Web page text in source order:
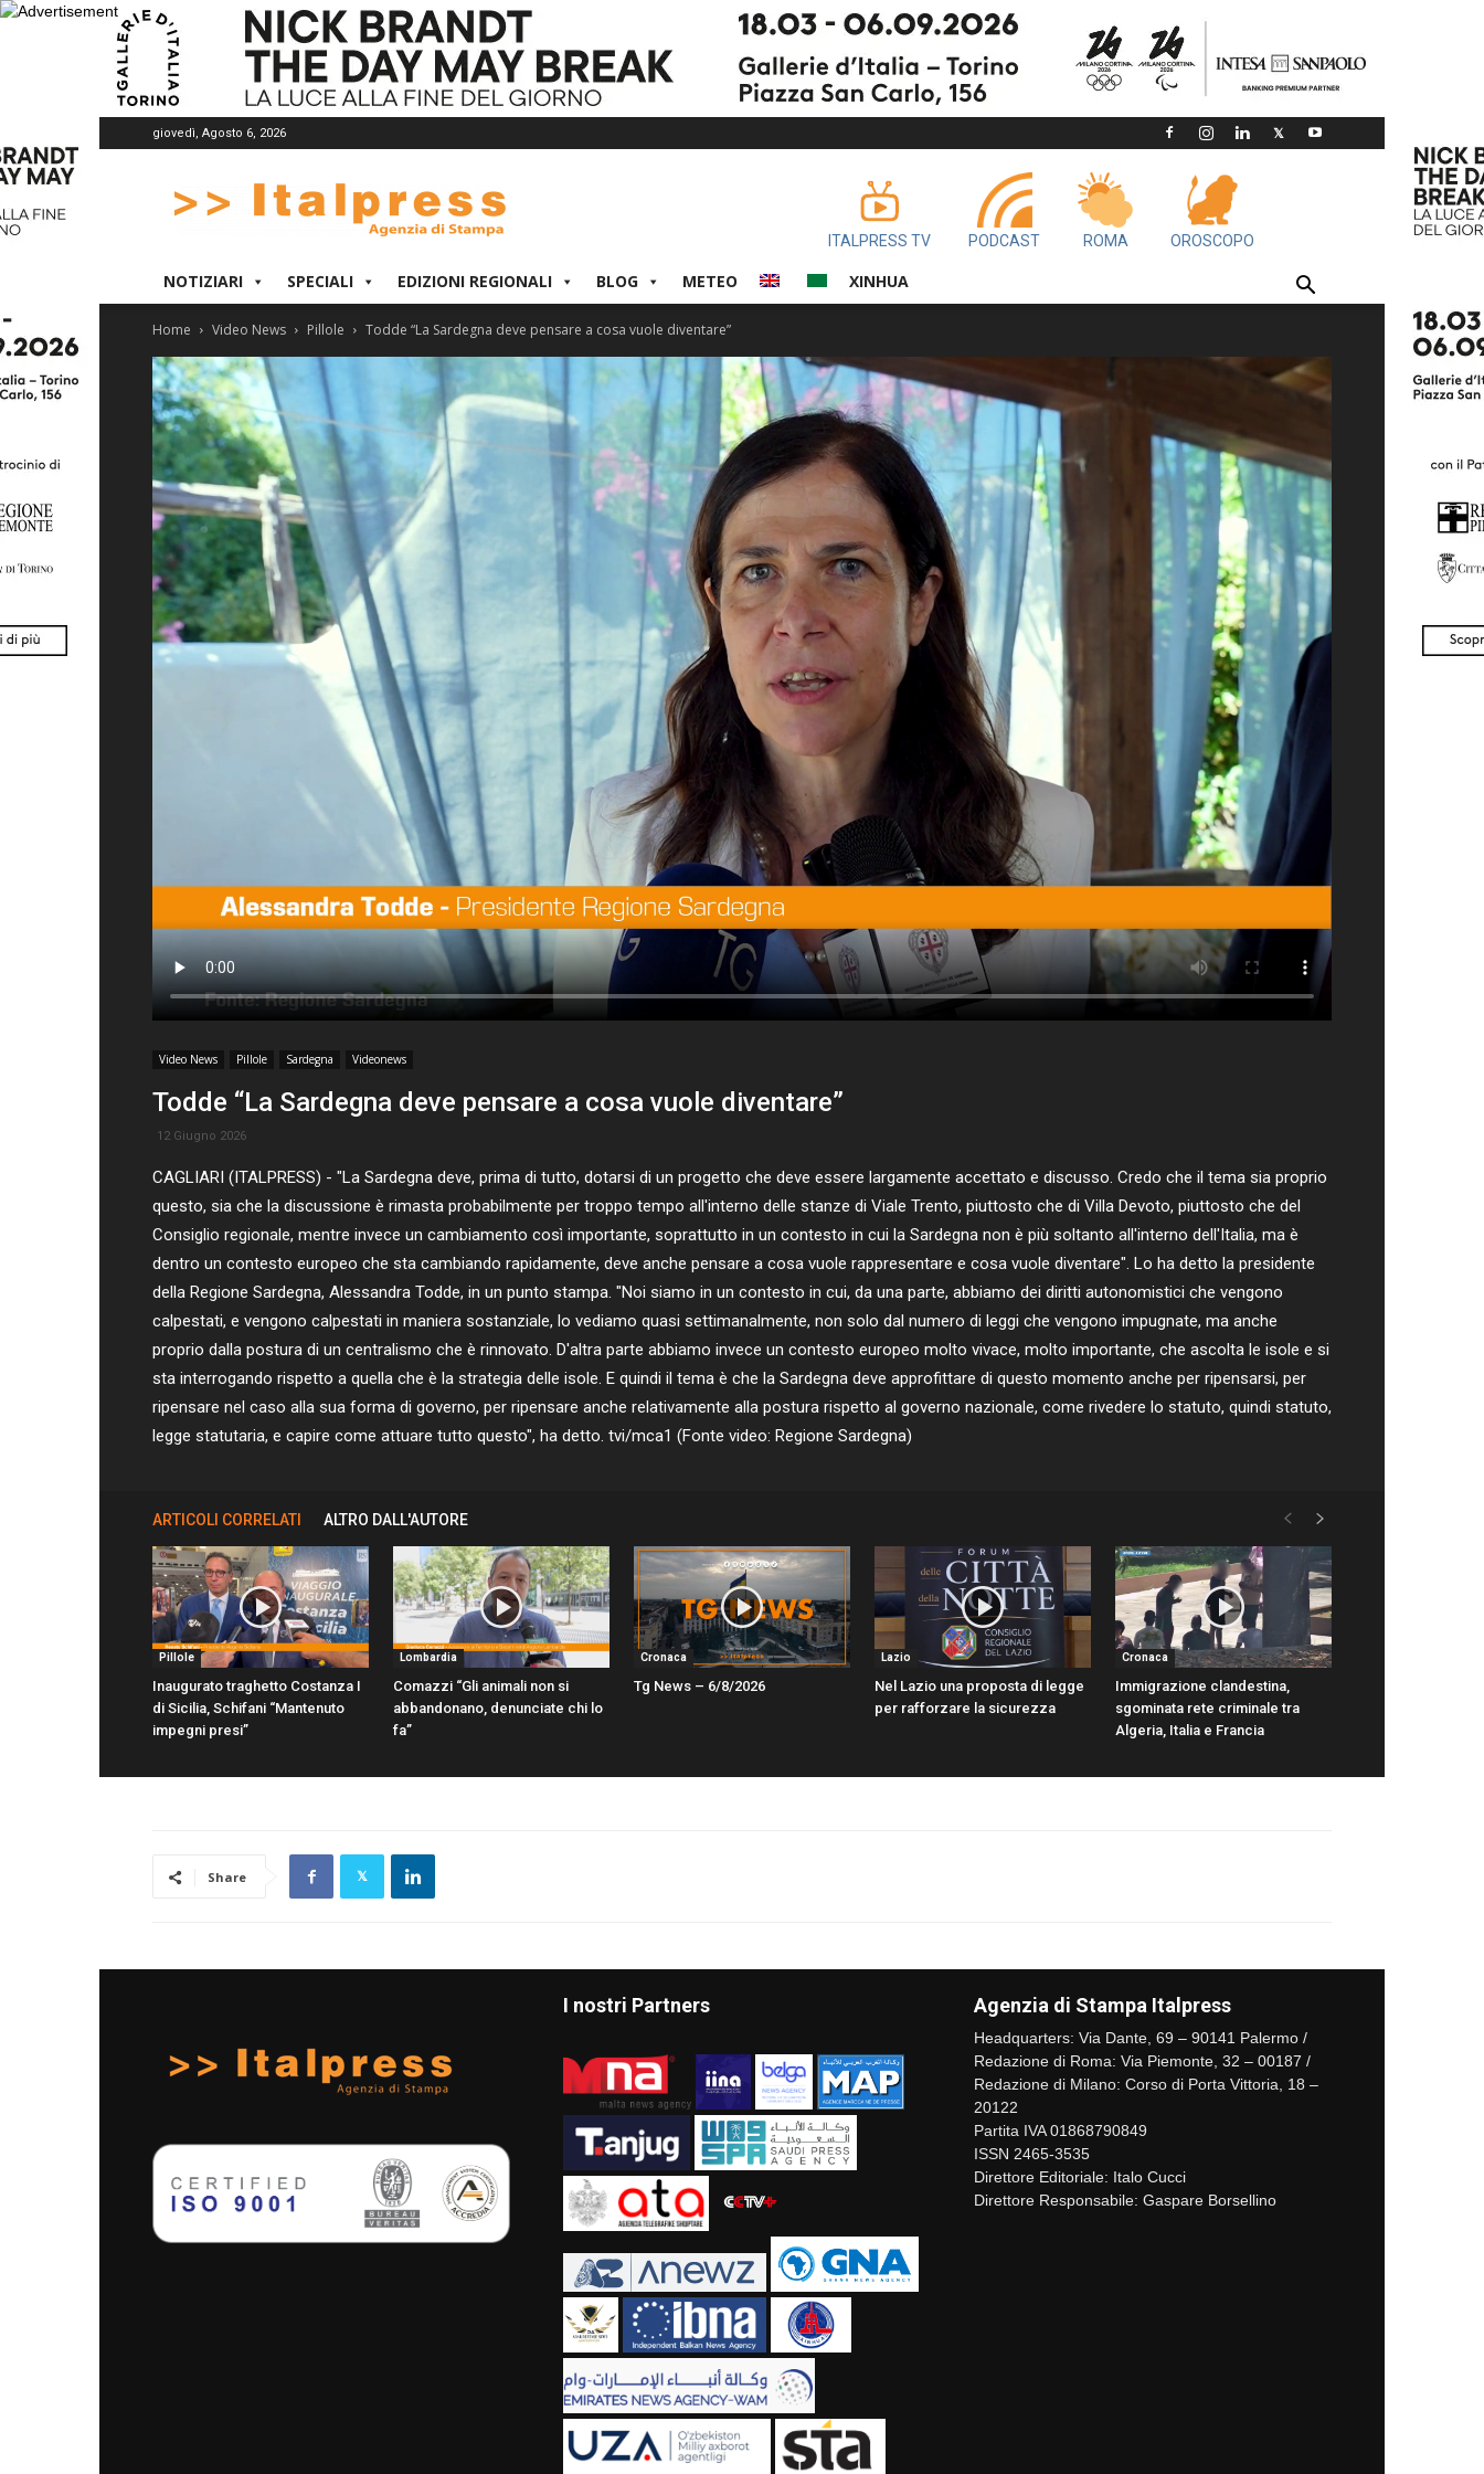
giovedì, Agosto 6, 2026
ITALPRESS TV PODCAST ROMA OROSCOPO
NOTIZIARI SPECIALI EDIZIONI REGIONALI BLOG METEO XINHUA
Home Video News Pillole Todde “La Sardegna deve pensare a cosa vuole diventare”
Video News Pillole Sardegna Videonews
Todde “La Sardegna deve pensare a cosa vuole diventare”
12 Giugno 2026
CAGLIARI (ITALPRESS) - "La Sardegna deve, prima di tutto, dotarsi di un progetto che deve essere largamente accettato e discusso. Credo che il tema sia proprio
questo, sia che la discussione è rimasta probabilmente per troppo tempo all'interno delle stanze di Viale Trento, piuttosto che di Villa Devoto, piuttosto che del
Consiglio regionale, mentre invece un cambiamento così importante, soprattutto in un contesto in cui la Sardegna non è più soltanto all'interno dell'Italia, ma è
dentro un contesto europeo che sta cambiando rapidamente, deve anche pensare a cosa vuole rappresentare e cosa vuole diventare". Lo ha detto la presidente
della Regione Sardegna, Alessandra Todde, in un punto stampa. "Noi siamo in un contesto in cui, da una parte, abbiamo dei diritti autonomistici che vengono
calpestati, e vengono calpestati in maniera sostanziale, lo vediamo quasi settimanalmente, non solo dal numero di leggi che vengono impugnate, ma anche
proprio dalla postura di un centralismo che è rinnovato. D'altra parte abbiamo invece un contesto europeo molto vivace, molto importante, che ascolta le isole e si
sta interrogando rispetto a quella che è la strategia delle isole. E quindi il tema è che la Sardegna deve approfittare di questo momento anche per ripensarsi, per
ripensare nel caso alla sua forma di governo, per ripensare anche relativamente alla postura rispetto al governo nazionale, come rivedere lo statuto, quindi statuto,
legge statutaria, e capire come attuare tutto questo", ha detto. tvi/mca1 (Fonte video: Regione Sardegna)
ARTICOLI CORRELATI ALTRO DALL'AUTORE
Pillole
Inaugurato traghetto Costanza I
di Sicilia, Schifani “Mantenuto
impegni presi”
Lombardia
Comazzi “Gli animali non si
abbandonano, denunciate chi lo
fa”
Cronaca
Tg News – 6/8/2026
Lazio
Nel Lazio una proposta di legge
per rafforzare la sicurezza
Cronaca
Immigrazione clandestina,
sgominata rete criminale tra
Algeria, Italia e Francia
Share
I nostri Partners Agenzia di Stampa Italpress
Headquarters: Via Dante, 69 – 90141 Palermo /
Redazione di Roma: Via Piemonte, 32 – 00187 /
Redazione di Milano: Corso di Porta Vittoria, 18 –
20122
Partita IVA 01868790849
ISSN 2465-3535
Direttore Editoriale: Italo Cucci
Direttore Responsabile: Gaspare Borsellino